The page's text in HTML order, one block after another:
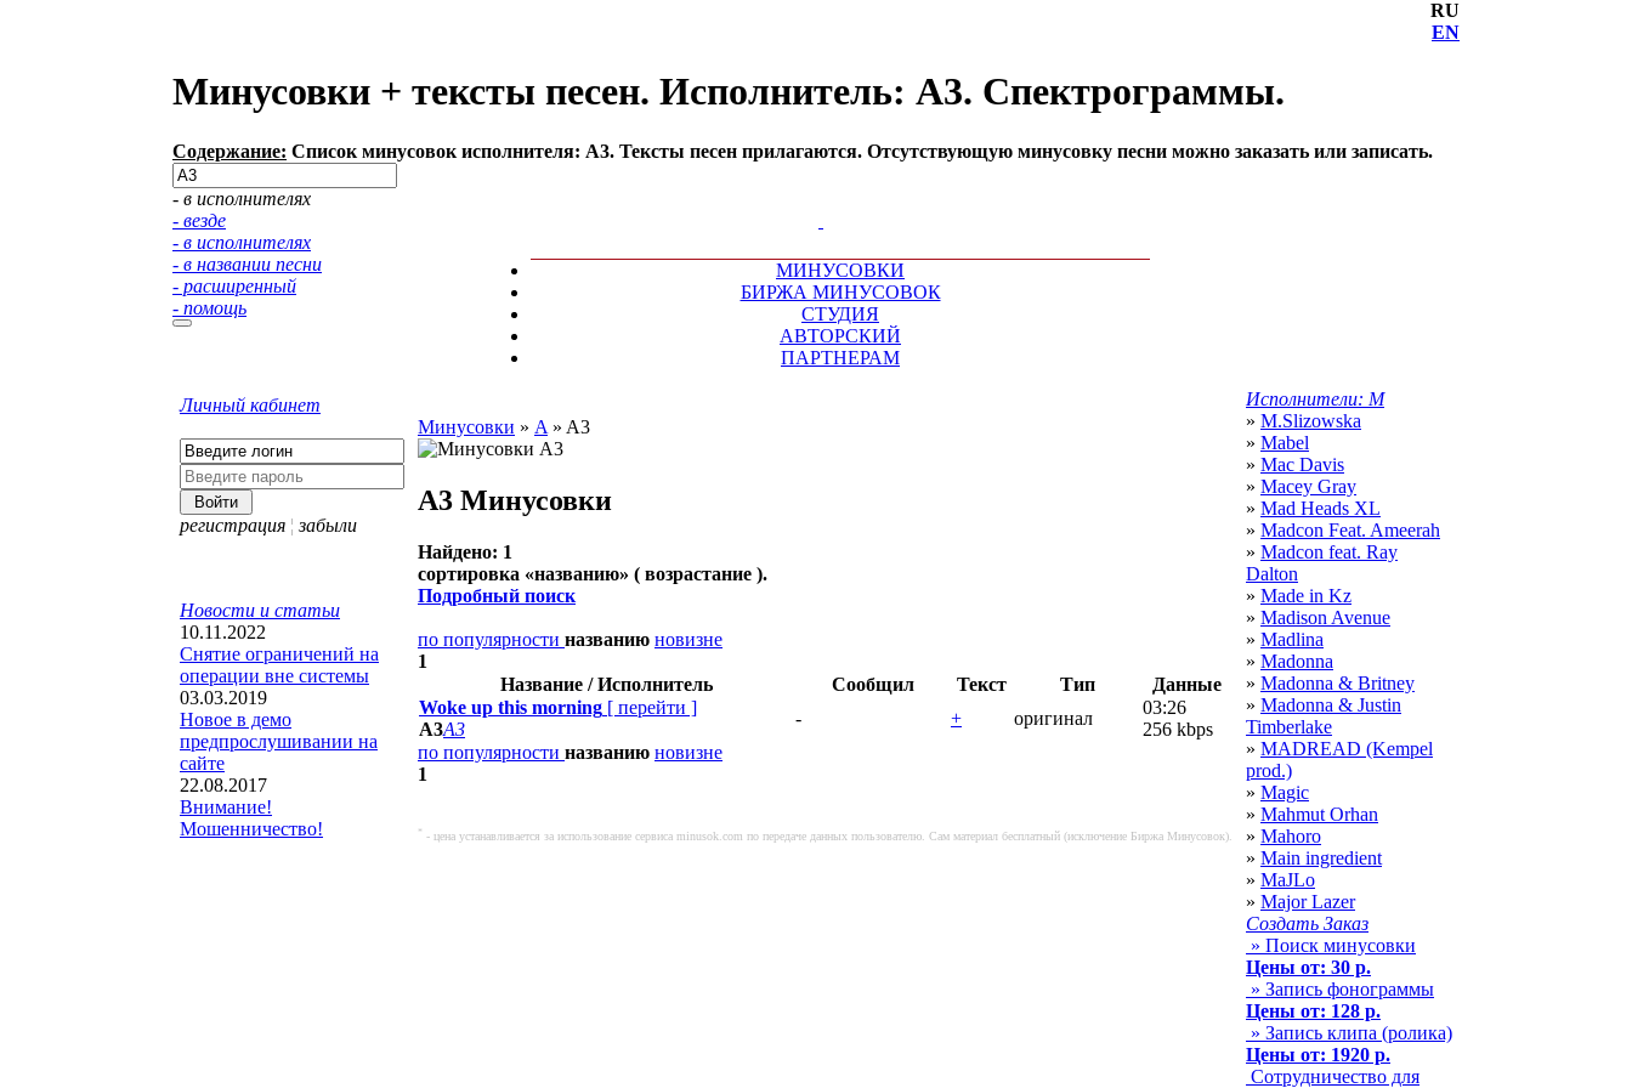
RU
EN
Минусовки + тексты песен. Исполнитель: A3. Спектрограммы.
Содержание: Список минусовок исполнителя: A3. Тексты песен прилагаются. Отсутствующую минусовку песни можно заказать или записать.
- в исполнителях
- везде
- в исполнителях
- в названии песни
- расширенный
- помощь
МИНУСОВКИ
БИРЖА МИНУСОВОК
СТУДИЯ
АВТОРСКИЙ
ПАРТНЕРАМ
Личный кабинет
регистрация ¦ забыли
Новости и статьи
10.11.2022
Снятие ограничений на
операции вне системы
03.03.2019
Новое в демо
предпрослушивании на
сайте
22.08.2017
Внимание!
Мошенничество!
Минусовки » A » A3
A3 Минусовки
Найдено: 1
сортировка «названию» ( возрастание ).
Подробный поиск
по популярности названию новизне
1
Название / Исполнитель
Сообщил Текст Тип
Данные
Woke up this morning [ перейти ]
A3A3
- + оригинал
03:26
256 kbps
по популярности названию новизне
1
* - цена устанавливается за использование сервиса minusok.com по передаче данных пользователю. Сам материал бесплатный (исключение Биржа Минусовок).
Исполнители: M
» M.Slizowska
» Mabel
» Mac Davis
» Macey Gray
» Mad Heads XL
» Madcon Feat. Ameerah
» Madcon feat. Ray
Dalton
» Made in Kz
» Madison Avenue
» Madlina
» Madonna
» Madonna & Britney
» Madonna & Justin
Timberlake
» MADREAD (Kempel
prod.)
» Magic
» Mahmut Orhan
» Mahoro
» Main ingredient
» MaJLo
» Major Lazer
Создать Заказ
» Поиск минусовки
Цены от: 30 р.
» Запись фонограммы
Цены от: 128 р.
» Запись клипа (ролика)
Цены от: 1920 р.
Сотрудничество для